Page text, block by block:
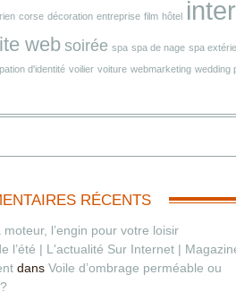
corse décoration entreprise film hôtel
web soirée spa spa de nage spa
d'identité voilier voiture webmarketing wedding
RÉCENTS
l’engin pour votre loisir
l’été | L'actualité Sur Internet |
dans Voile d’ombrage perméable ou